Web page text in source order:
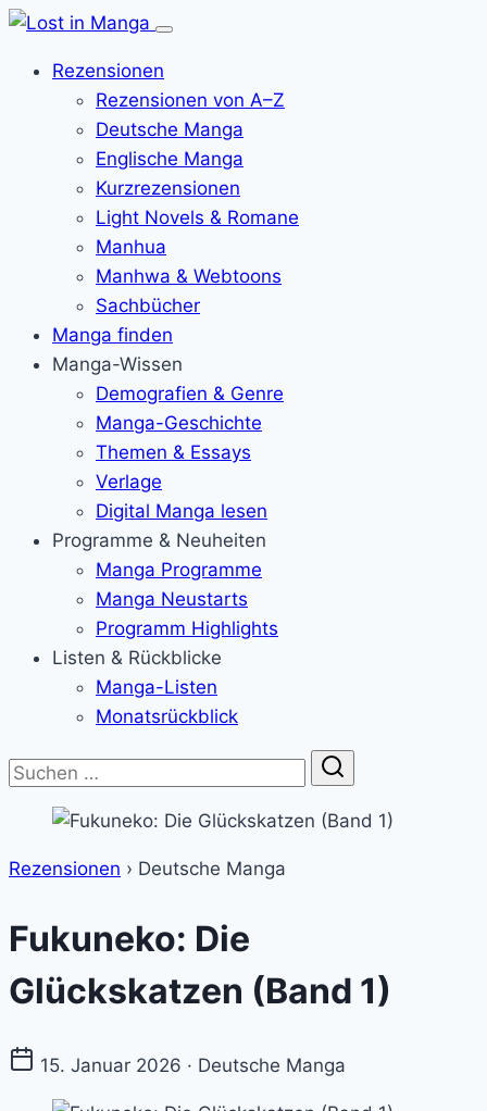
Menü
Rezensionen
Rezensionen von A–Z
Deutsche Manga
Englische Manga
Kurzrezensionen
Light Novels & Romane
Manhua
Manhwa & Webtoons
Sachbücher
Manga finden
Manga-Wissen
Demografien & Genre
Manga-Geschichte
Themen & Essays
Verlage
Digital Manga lesen
Programme & Neuheiten
Manga Programme
Manga Neustarts
Programm Highlights
Listen & Rückblicke
Manga-Listen
Monatsrückblick
Suche
Rezensionen › Deutsche Manga
Fukuneko: Die
Glückskatzen (Band 1)
15. Januar 2026 · Deutsche Manga